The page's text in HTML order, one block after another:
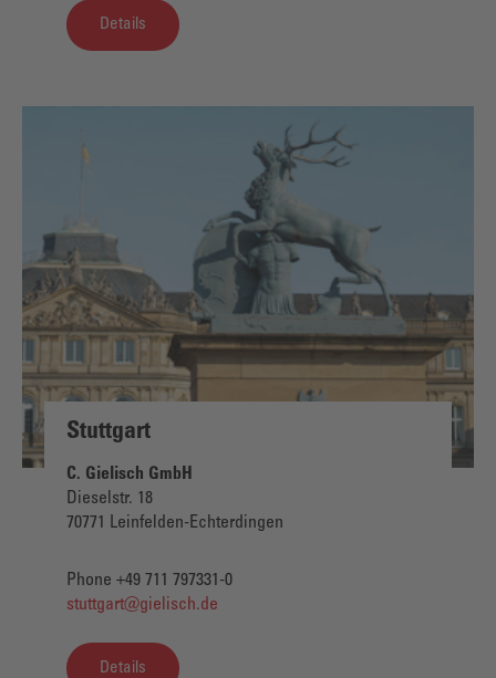
Details
Stuttgart
C. Gielisch GmbH
Dieselstr. 18
70771 Leinfelden-Echterdingen
Phone +49 711 797331-0
stuttgart@gielisch.de
Details